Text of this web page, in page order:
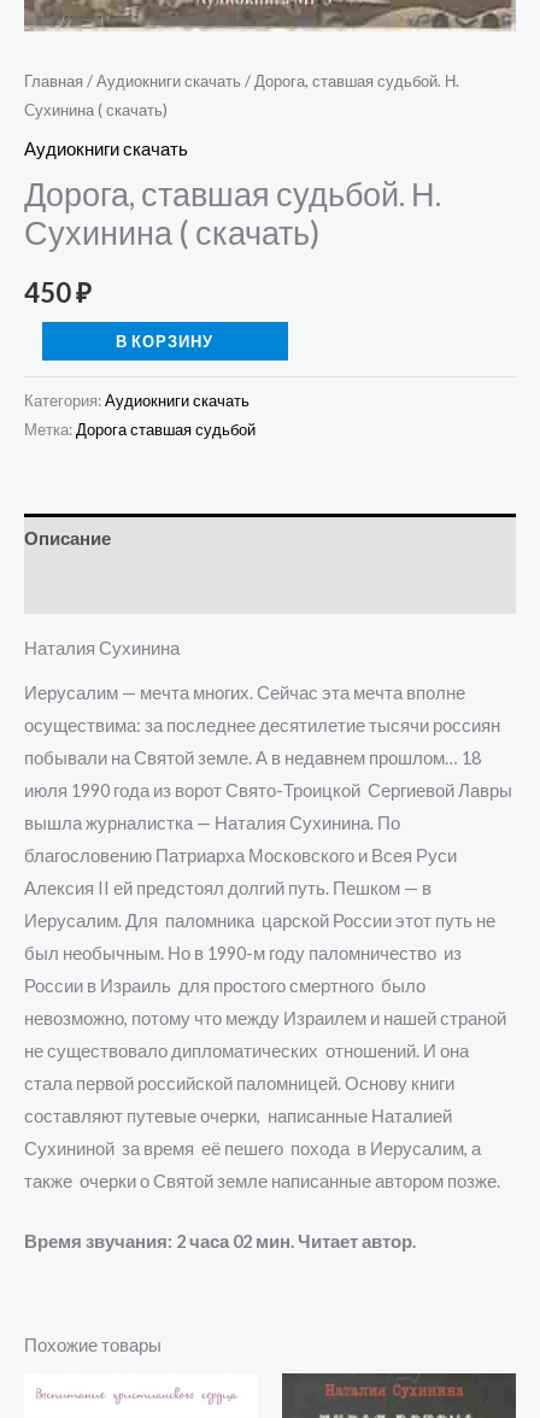
Главная /Аудиокниги скачать / Дорога, ставшая судьбой. Н.
Сухинина ( скачать)
Аудиокниги скачать
Дорога, ставшая судьбой. Н.
Сухинина ( скачать)
450₽
В КОРЗИНУ
Категория:Аудиокниги скачать
Метка: Дорога ставшая судьбой
Описание
Наталия Сухинина
Иерусалим — мечта многих. Сейчас эта мечта вполне
осуществима: за последнее десятилетие тысячи россиян
побывали на Святой земле. А в недавнем прошлом… 18
июля 1990 года из ворот Свято-Троицкой Сергиевой Лавры
вышла журналистка — Наталия Сухинина. По
благословению Патриарха Московского и Всея Руси
Алексия II ей предстоял долгий путь. Пешком — в
Иерусалим. Для паломника царской России этот путь не
был необычным. Но в 1990-м году паломничество из
России в Израиль для простого смертного было
невозможно, потому что между Израилем и нашей страной
не существовало дипломатических отношений. И она
стала первой российской паломницей. Основу книги
составляют путевые очерки, написанные Наталией
Сухининой за время её пешего похода в Иерусалим, а
также очерки о Святой земле написанные автором позже.
Время звучания: 2 часа 02 мин. Читает автор.
Похожие товары